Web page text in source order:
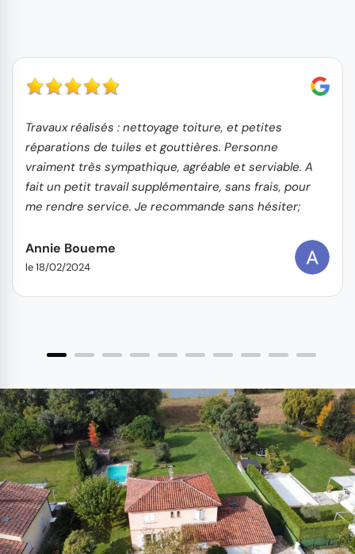
Travaux réalisés : nettoyage toiture, et petites
réparations de tuiles et gouttières. Personne
vraiment très sympathique, agréable et serviable. A
fait un petit travail supplémentaire, sans frais, pour
me rendre service. Je recommande sans hésiter;
Annie Boueme
le 18/02/2024